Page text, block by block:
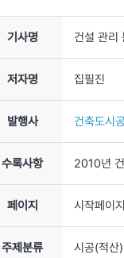
기사명 건설 관리
저자명 집필진
발행사 건축도시
수록사항 2010년
페이지 시작페이
주제분류 시공(적산)